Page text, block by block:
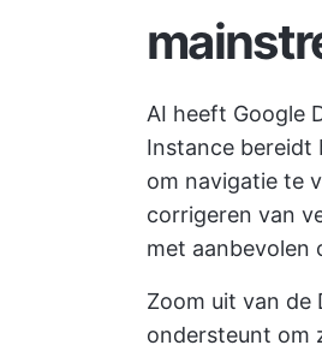
AI heeft Google
Instance bereidt
om navigatie te
corrigeren van
met aanbevolen
Zoom uit van de
ondersteunt om